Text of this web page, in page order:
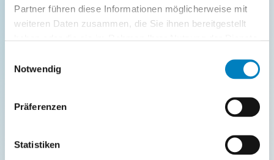
Partner führen diese Informationen möglicherweise mit
weiteren Daten zusammen, die Sie ihnen bereitgestellt
Notwendig
Präferenzen
Statistiken
Die Position ist vorausgewählt. Schick uns eine
kurze Nachricht und deine Kontaktdaten;
bewerbung@coglas.com +49 5031 9417-0
Standort